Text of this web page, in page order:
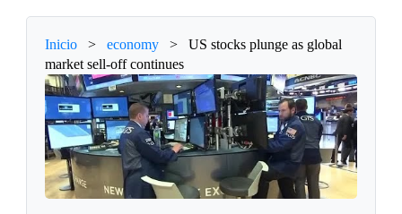
Inicio > economy >
US stocks plunge as global
market sell-off continues